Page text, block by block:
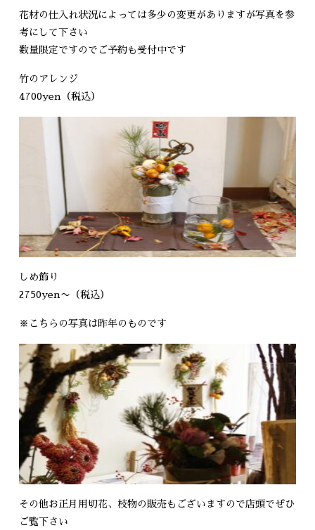
花材の仕入れ状況によっては多少の変更がありますが写真を参
考にして下さい
数量限定ですのでご予約も受付中です
竹のアレンジ
4700yen（税込）
しめ飾り
2750yen〜（税込）
※こちらの写真は昨年のものです
その他お正月用切花、枝物の販売もございますので店頭でぜひ
ご覧下さい